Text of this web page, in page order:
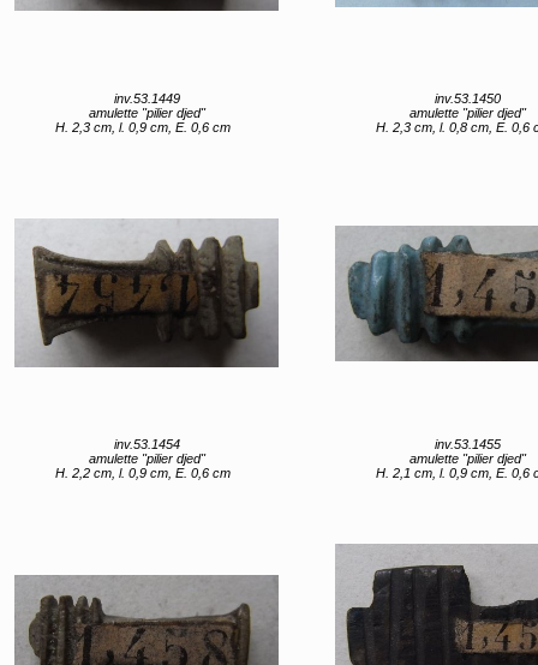
inv.53.1449
amulette "pilier djed"
H. 2,3 cm, l. 0,9 cm, E. 0,6 cm
inv.53.1450
amulette "pilier djed"
H. 2,3 cm, l. 0,8 cm, E. 0,6
inv.53.1454
amulette "pilier djed"
H. 2,2 cm, l. 0,9 cm, E. 0,6 cm
inv.53.1455
amulette "pilier djed"
H. 2,1 cm, l. 0,9 cm, E. 0,6